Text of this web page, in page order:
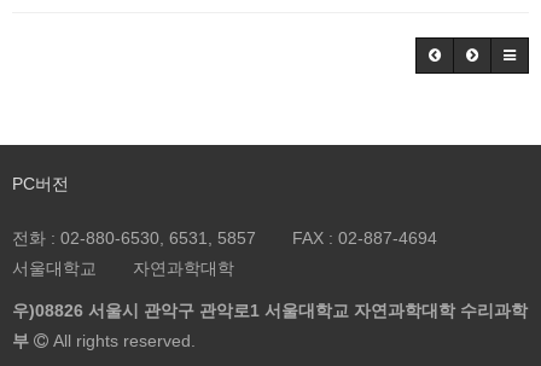
PC버전
전화 : 02-880-6530, 6531, 5857 FAX : 02-887-4694
서울대학교
자연과학대학
우)08826 서울시 관악구 관악로1 서울대학교 자연과학대학 수리과학
부
All rights reserved.